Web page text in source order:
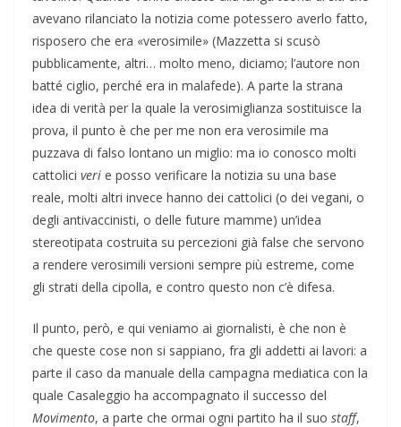
avevano rilanciato la notizia come potessero averlo fatto,
risposero che era «verosimile» (Mazzetta si scusò
pubblicamente, altri… molto meno, diciamo; l’autore non
batté ciglio, perché era in malafede). A parte la strana
idea di verità per la quale la verosimiglianza sostituisce la
prova, il punto è che per me non era verosimile ma
puzzava di falso lontano un miglio: ma io conosco molti
cattolici veri e posso verificare la notizia su una base
reale, molti altri invece hanno dei cattolici (o dei vegani, o
degli antivaccinisti, o delle future mamme) un’idea
stereotipata costruita su percezioni già false che servono
a rendere verosimili versioni sempre più estreme, come
gli strati della cipolla, e contro questo non c’è difesa.
Il punto, però, e qui veniamo ai giornalisti, è che non è
che queste cose non si sappiano, fra gli addetti ai lavori: a
parte il caso da manuale della campagna mediatica con la
quale Casaleggio ha accompagnato il successo del
Movimento, a parte che ormai ogni partito ha il suo staff,